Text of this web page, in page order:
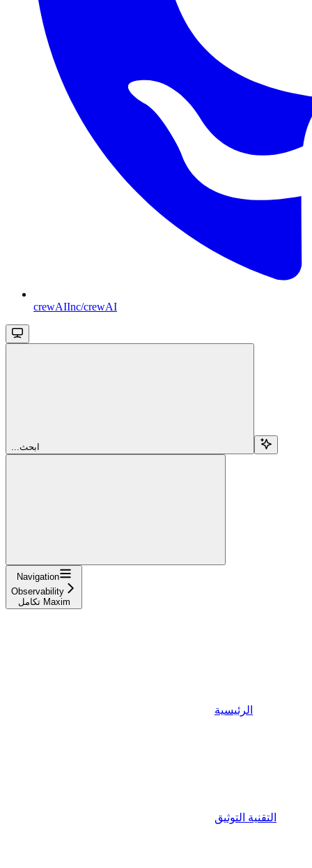
crewAIInc/crewAI
...ابحث
Navigation
Observability
تكامل Maxim
الرئيسية
التقنية التوثيق